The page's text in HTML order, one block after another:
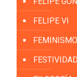
FELIPE VI
FEMINISMO